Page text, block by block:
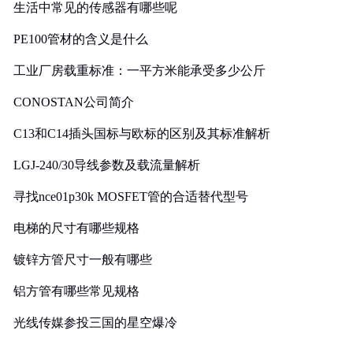
生活中常见的传感器有哪些呢
PE100管材的含义是什么
工业厂房载重标准：一平方米能承受多少公斤
CONOSTAN公司简介
C13和C14插头国标与欧标的区别及其标准解析
LGJ-240/30导线参数及载流量解析
寻找nce01p30k MOSFET管的合适替代型号
电梯的尺寸有哪些规格
镀锌方管尺寸一般有哪些
铝方管有哪些常见规格
光线传媒参投三国的星空爆冷